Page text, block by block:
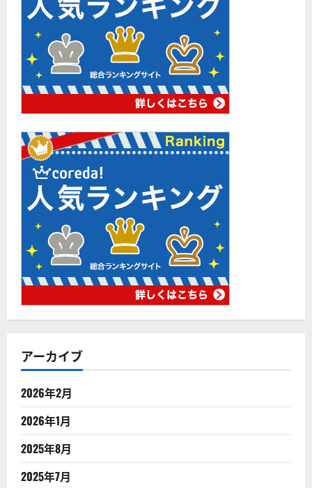
アーカイブ
2026年2月
2026年1月
2025年8月
2025年7月